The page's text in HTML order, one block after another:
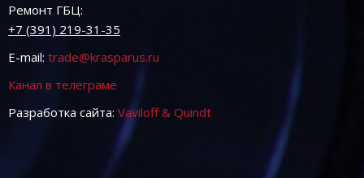
Ремонт ГБЦ:
+7 (391) 219-31-35
E-mail: trade@krasparus.ru
Канал в телеграме
Разработка сайта: Vaviloff & Quindt